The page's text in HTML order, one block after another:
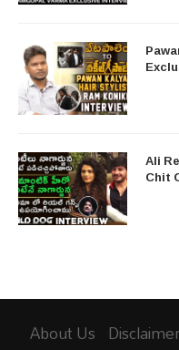
Ali
Chit
About Us Disclaimer